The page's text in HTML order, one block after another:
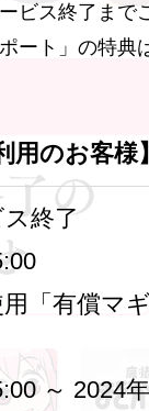
ビス終了まで
ート」の特典
用のお客様
終了
「有償マ
～ 2024